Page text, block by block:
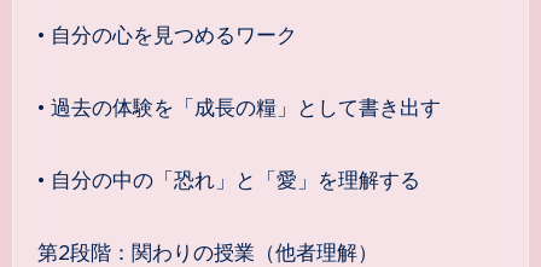
• 自分の心を見つめるワーク
• 過去の体験を「成長の糧」として書き出す
• 自分の中の「恐れ」と「愛」を理解する
第2段階：関わりの授業（他者理解）